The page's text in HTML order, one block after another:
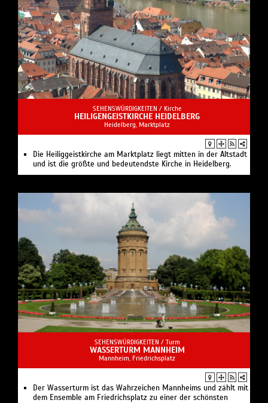
SEHENSWÜRDIGKEITEN / Kirche
HEILIGENGEISTKIRCHE HEIDELBERG
Heidelberg, Marktplatz
Die Heiliggeistkirche am Marktplatz liegt mitten in der Altstadt
und ist die größte und bedeutendste Kirche in Heidelberg.
SEHENSWÜRDIGKEITEN / Turm
WASSERTURM MANNHEIM
Mannheim, Friedrichsplatz
Der Wasserturm ist das Wahrzeichen Mannheims und zählt mit
dem Ensemble am Friedrichsplatz zu einer der schönsten